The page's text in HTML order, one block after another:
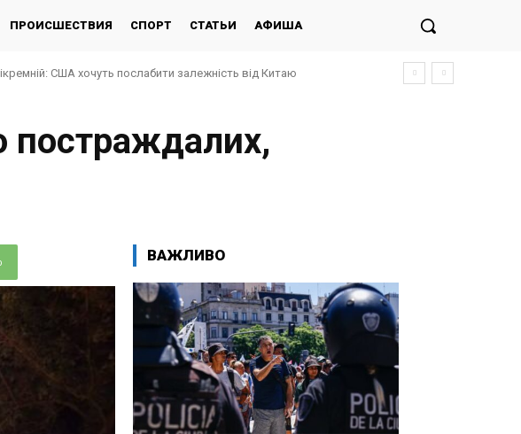
ПРОИСШЕСТВИЯ СПОРТ СТАТЬИ АФИША
США хочуть послабити залежність від Китаю
постраждалих,
ВАЖЛИВО